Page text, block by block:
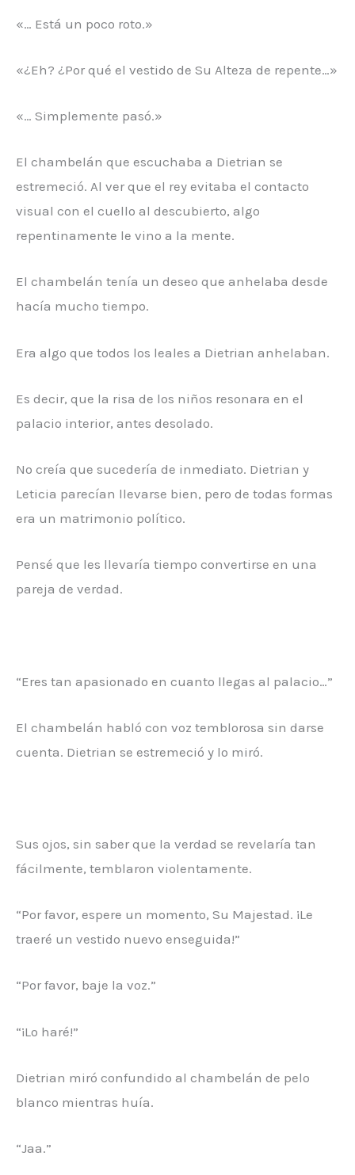
«… Está un poco roto.»
«¿Eh? ¿Por qué el vestido de Su Alteza de repente…»
«… Simplemente pasó.»
El chambelán que escuchaba a Dietrian se
estremeció. Al ver que el rey evitaba el contacto
visual con el cuello al descubierto, algo
repentinamente le vino a la mente.
El chambelán tenía un deseo que anhelaba desde
hacía mucho tiempo.
Era algo que todos los leales a Dietrian anhelaban.
Es decir, que la risa de los niños resonara en el
palacio interior, antes desolado.
No creía que sucedería de inmediato. Dietrian y
Leticia parecían llevarse bien, pero de todas formas
era un matrimonio político.
Pensé que les llevaría tiempo convertirse en una
pareja de verdad.
“Eres tan apasionado en cuanto llegas al palacio…”
El chambelán habló con voz temblorosa sin darse
cuenta. Dietrian se estremeció y lo miró.
Sus ojos, sin saber que la verdad se revelaría tan
fácilmente, temblaron violentamente.
“Por favor, espere un momento, Su Majestad. ¡Le
traeré un vestido nuevo enseguida!”
“Por favor, baje la voz.”
“¡Lo haré!”
Dietrian miró confundido al chambelán de pelo
blanco mientras huía.
“Jaa.”